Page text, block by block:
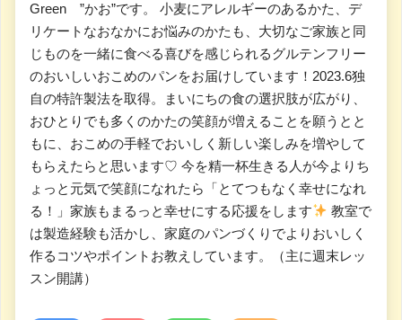
Green ”かお”です。 小麦にアレルギーのあるかた、デ
リケートなおなかにお悩みのかたも、大切なご家族と同
じものを一緒に食べる喜びを感じられるグルテンフリー
のおいしいおこめのパンをお届けしています！2023.6独
自の特許製法を取得。まいにちの食の選択肢が広がり、
おひとりでも多くのかたの笑顔が増えることを願うとと
もに、おこめの手軽でおいしく新しい楽しみを増やして
もらえたらと思います♡ 今を精一杯生きる人が今よりち
ょっと元気で笑顔になれたら「とてつもなく幸せになれ
る！」家族もまるっと幸せにする応援をします
教室で
は製造経験も活かし、家庭のパンづくりでよりおいしく
作るコツやポイントお教えしています。（主に週末レッ
スン開講）